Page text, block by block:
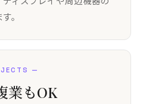
。
—
業もOK